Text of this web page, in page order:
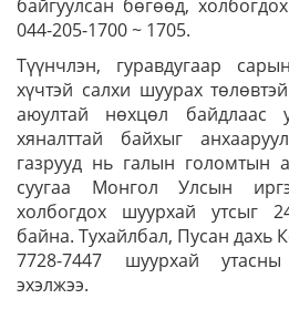
байгуулсан бөгөөд,
044-205-1700 ~ 1705.
Түүнчлэн, гуравдугаар
хүчтэй салхи шуурах
аюултай нөхцөл байдлаас
хяналттай байхыг
газрууд нь галын голомтын
суугаа Монгол Улсын
холбогдох шуурхай утсыг
байна. Тухайлбал, Пусан дахь
7728-7447 шуурхай
эхэлжээ.